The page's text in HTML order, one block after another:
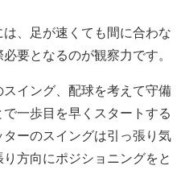
、足が速くても間に合わな
要となるのが観察力です。
イング、配球を考えて守備
一歩目を早くスタートする
ーのスイングは引っ張り気
方向にポジショニングをと